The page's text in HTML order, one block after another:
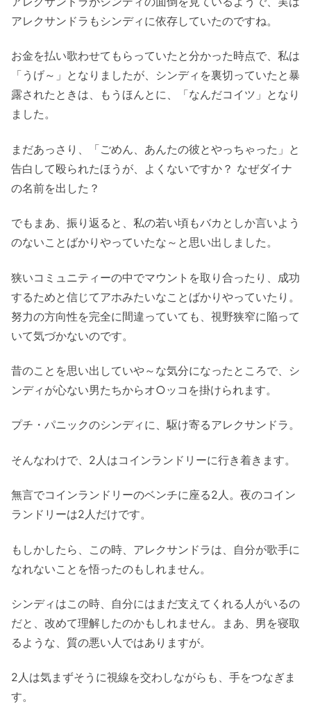
アレクサンドラもシンディに依存していたのですね。
お金を払い歌わせてもらっていたと分かった時点で、私は
「うげ～」となりましたが、シンディを裏切っていたと暴
露されたときは、もうほんとに、「なんだコイツ」となり
ました。
まだあっさり、「ごめん、あんたの彼とやっちゃった」と
告白して殴られたほうが、よくないですか？ なぜダイナ
の名前を出した？
でもまあ、振り返ると、私の若い頃もバカとしか言いよう
のないことばかりやっていたな～と思い出しました。
狭いコミュニティーの中でマウントを取り合ったり、成功
するためと信じてアホみたいなことばかりやっていたり。
努力の方向性を完全に間違っていても、視野狭窄に陥って
いて気づかないのです。
昔のことを思い出していや～な気分になったところで、シ
ンディが心ない男たちからオ○ッコを掛けられます。
プチ・パニックのシンディに、駆け寄るアレクサンドラ。
そんなわけで、2人はコインランドリーに行き着きます。
無言でコインランドリーのベンチに座る2人。夜のコイン
ランドリーは2人だけです。
もしかしたら、この時、アレクサンドラは、自分が歌手に
なれないことを悟ったのもしれません。
シンディはこの時、自分にはまだ支えてくれる人がいるの
だと、改めて理解したのかもしれません。まあ、男を寝取
るような、質の悪い人ではありますが。
2人は気まずそうに視線を交わしながらも、手をつなぎま
す。